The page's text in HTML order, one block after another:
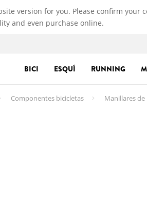
version for you. Please confirm your
and even purchase online.
BICI ESQUÍ RUNNING
Componentes bicicletas Manillares de